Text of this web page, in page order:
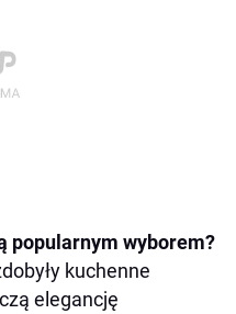
popularnym wyborem?
kuchenne
elegancję